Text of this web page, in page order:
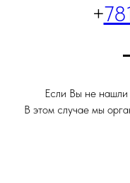
+
Если Вы не
В этом случае мы